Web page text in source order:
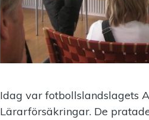
Idag var fotbollslandslagets
Lärarförsäkringar. De